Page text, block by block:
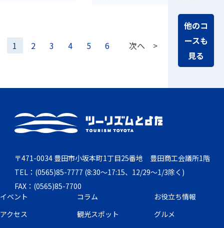
1 2 3 4 5 6 次へ >
他のコ
ースも
見る
〒471-0034 豊田市小坂本町1丁目25番地 豊田商工会議所1階
TEL：(0565)85-7777 (8:30～17:15、12/29～1/3除く)
FAX：(0565)85-7700
イベント
コラム
お役立ち情報
アクセス
観光スポット
グルメ